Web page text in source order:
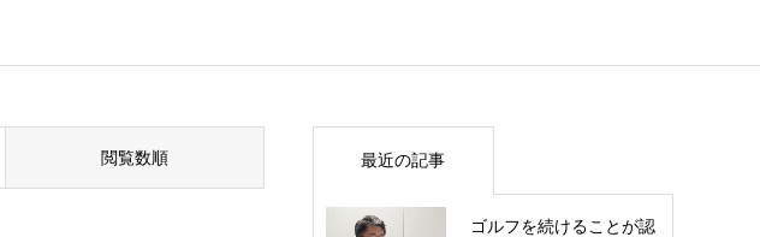
閲覧数順 最近の記事
ゴルフを続けることが認